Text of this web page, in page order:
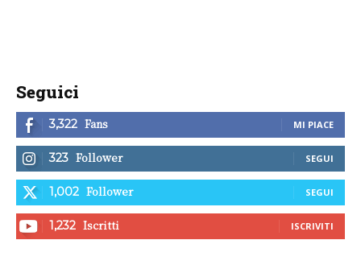
Seguici
3,322 Fans MI PIACE
323 Follower SEGUI
1,002 Follower SEGUI
1,232 Iscritti ISCRIVITI